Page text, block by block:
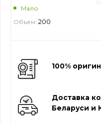
Мало
Объем: 200
100%
Доставка
Беларуси и